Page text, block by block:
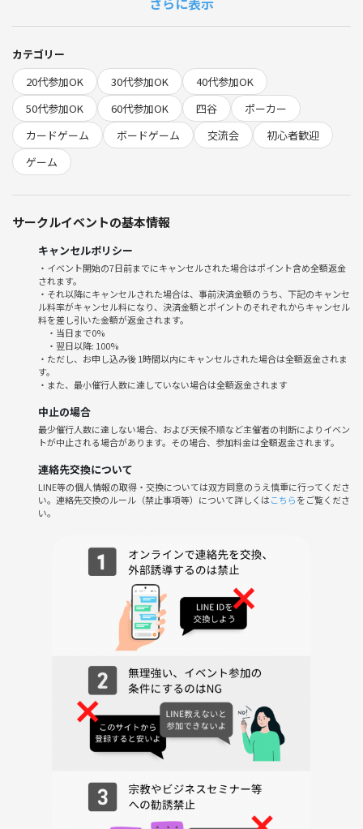
🔽
・ポーカーに興味はあるけど、怖そうなイメージがある！
・初心者として、雑に扱われたくない！
・人と自然につながれる場所がほしい！
・ルールだけじゃなく、ちゃんと「楽しさ」まで理解したい！
・ギスギスしてない、「空気のいい卓」で遊びたい！
・真剣に考えて、ちゃんと笑える時間を過ごしたい！
『ぽかふぇは、初心者に責任を持つイベントです。』
🔰完全オリジナル「どこよりも分かりやすい」講習カード配布
🔰本番中も安心。「アシスト機能」でディーラーが一緒に考えます
🔰誰も1人にしない、ぽかふぇ独自の文化づくり
✨主催は男女ともに接客経験10年以上。
最初は緊張して来た人が、
帰る頃には「また来たい」って言ってくれる場所です♪
もちろん1人でも大歓迎！🙌
◌⑅ ◌┈┈┈┈┈┈┈┈┈┈┈┈┈┈┈┈┈◌⑅ ◌
【ぽかふぇならではの体験】
・名札づくり、合図、拍手。
みんなで空気を作るのが、ぽかふぇ🍀
・来場ごとに集められるデジタルスタンプ🉐
通うほど、あなたのネームカードや演出が進化します💡
その日の主役として、しっかり称えます。
・デジタル会員証で「経験値」「ランク」システム実装中🔥
通うほど、ちょっと誇りたくなる場所へ。
勝ち負けだけじゃない。
参加した時間そのものが、楽しい場所。
◌⑅ ◌┈┈┈┈┈┈┈┈┈┈┈┈┈┈┈┈┈◌⑅ ◌
【初めての方も安心の「ダブルスタック方式」採用！】
「途中で負けたら、もう終わり…？」
そんな不安のある方でもたくさん楽しんでいただけるよう、
ぽかふぇでは「ダブルスタック方式」を採用しています🔰
カテゴリー
20代参加OK
30代参加OK
40代参加OK
50代参加OK
60代参加OK 四谷
ポーカー
カードゲーム
ボードゲーム 交流会
初心者歓迎
ゲーム
サークルイベントの基本情報
キャンセルポリシー
・イベント開始の7日前までにキャンセルされた場合はポイント含め全額返金
されます。
・それ以降にキャンセルされた場合は、事前決済金額のうち、下記のキャンセ
ル料率がキャンセル料になり、決済金額とポイントのそれぞれからキャンセル
料を差し引いた金額が返金されます。
・当日まで0%
・翌日以降: 100%
・ただし、お申し込み後 1時間以内にキャンセルされた場合は全額返金されま
す。
・また、最小催行人数に達していない場合は全額返金されます
中止の場合
最少催行人数に達しない場合、および天候不順など主催者の判断によりイベン
トが中止される場合があります。その場合、参加料金は全額返金されます。
連絡先交換について
LINE等の個人情報の取得・交換については双方同意のうえ慎重に行ってくださ
い。連絡先交換のルール（禁止事項等）について詳しくはこちらをご覧くださ
い。